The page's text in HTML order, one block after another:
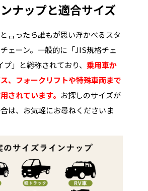
ナップと適合サイズ
言ったら誰もが思い浮かべるスタ
ェーン。一般的に「JIS規格チェ
」と総称されており、 乗用車か
、フォークリフトや特殊車両まで
されています。 お探しのサイズが
は、お気軽にお尋ねくださいま